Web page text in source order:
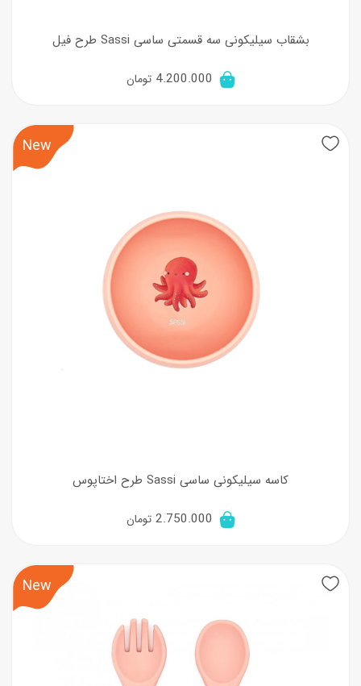
بشقاب سیلیکونی سه قسمتی ساسی Sassi طرح فیل
4.200.000 تومان
New
کاسه سیلیکونی ساسی Sassi طرح اختاپوس
2.750.000 تومان
New